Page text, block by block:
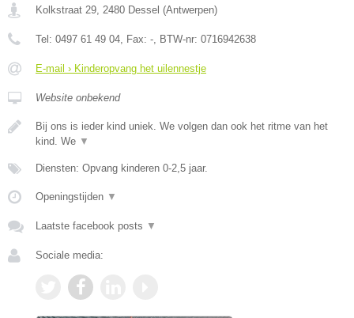
Kolkstraat 29, 2480 Dessel (Antwerpen)
Tel: 0497 61 49 04, Fax: -, BTW-nr: 0716942638
E-mail › Kinderopvang het uilennestje
Website onbekend
Bij ons is ieder kind uniek. We volgen dan ook het ritme van het
kind. We ▼
Diensten: Opvang kinderen 0-2,5 jaar.
Openingstijden ▼
Laatste facebook posts ▼
Sociale media: